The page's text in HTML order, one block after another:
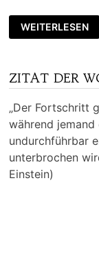
WEITERLESEN
ZITAT DER
„Der Fortschritt
während
undurchführbar
unterbrochen
Einstein)